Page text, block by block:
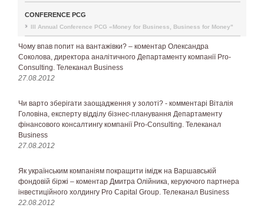
CONFERENCE PCG
III Annual Conference PCG «Money for Business, Business for Money"
Чому впав попит на вантажівки? – коментар Олександра
Соколова, директора аналітичного Департаменту компанії Pro-
Consulting. Телеканал Business
27.08.2012
Чи варто зберігати заощадження у золоті? - комментарі Віталія
Головіна, експерту відділу бізнес-планування Департаменту
фінансового консалтингу компанії Pro-Consulting. Телеканал
Business
27.08.2012
Як українським компаніям покращити імідж на Варшавській
фондовій біржі – коментар Дмитра Олійника, керуючого партнера
інвестиційного холдингу Pro Capital Group. Телеканал Business
22.08.2012